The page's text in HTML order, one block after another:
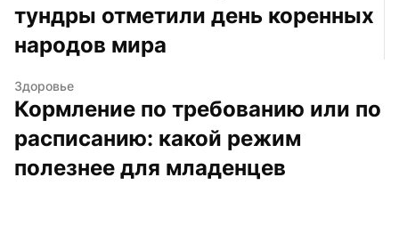
тундры отметили день коренных
народов мира
Здоровье
Кормление по требованию или по
расписанию: какой режим
полезнее для младенцев